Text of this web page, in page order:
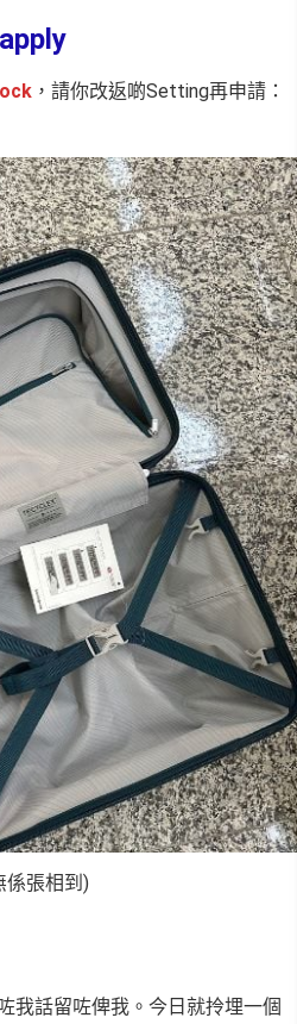
，請你改返啲Setting再申請：
係張相到)
我話留咗俾我。今日就拎埋一個